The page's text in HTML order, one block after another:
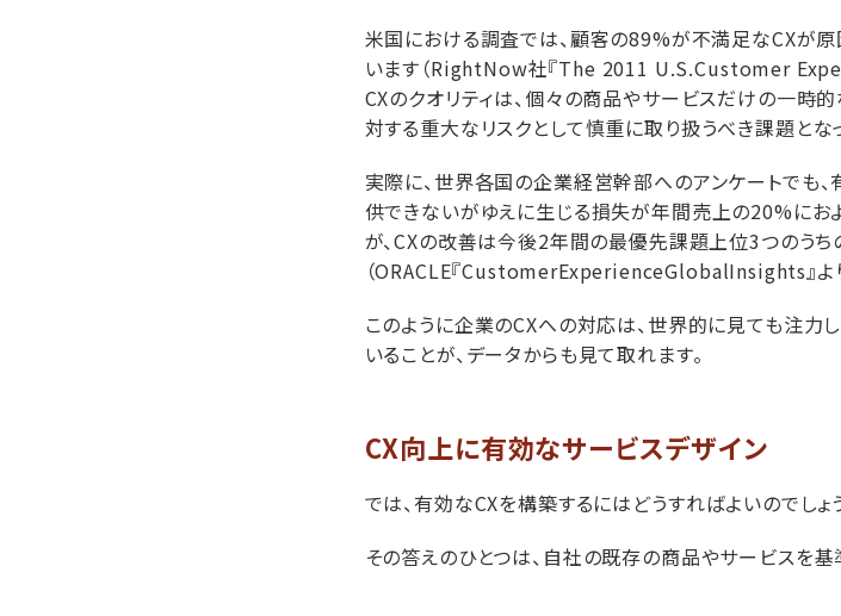
米国における調査では、顧客の89%が不満足なCXが原
います（RightNow社『The 2011 U.S.Customer
CXのクオリティは、個々の商品やサービスだけの一時
対する重大なリスクとして慎重に取り扱うべき課題とな
実際に、世界各国の企業経営幹部へのアンケートでも、
供できないがゆえに生じる損失が年間売上の20%にお
が、CXの改善は今後2年間の最優先課題上位3つのうち
（ORACLE『CustomerExperienceGlobalInsights』より
このように企業のCXへの対応は、世界的に見ても注
いることが、データからも見て取れます。
CX向上に有効なサービスデザイン
では、有効なCXを構築するにはどうすればよいのでしょ
その答えのひとつは、自社の既存の商品やサービスを